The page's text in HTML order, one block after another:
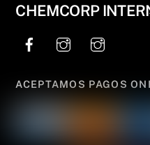
CHEMCORP
ACEPTAMOS PAGOS